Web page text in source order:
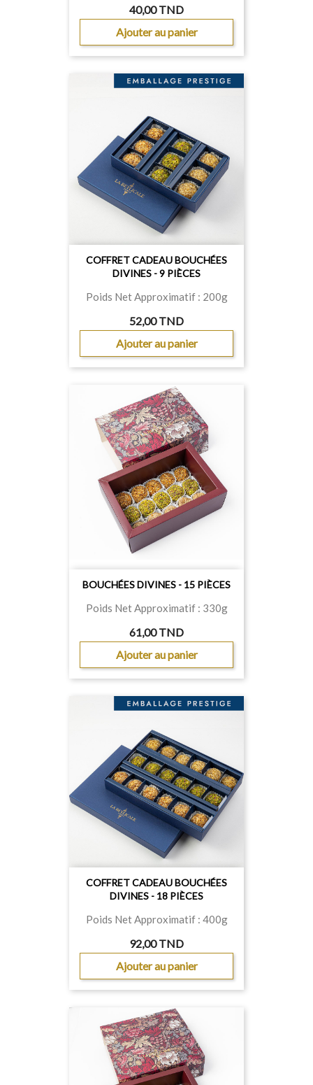
40,00 TND
Ajouter au panier
COFFRET CADEAU BOUCHÉES
DIVINES - 9 PIÈCES
Poids Net Approximatif : 200g
52,00 TND
Ajouter au panier
BOUCHÉES DIVINES - 15 PIÈCES
Poids Net Approximatif : 330g
61,00 TND
Ajouter au panier
COFFRET CADEAU BOUCHÉES
DIVINES - 18 PIÈCES
Poids Net Approximatif : 400g
92,00 TND
Ajouter au panier